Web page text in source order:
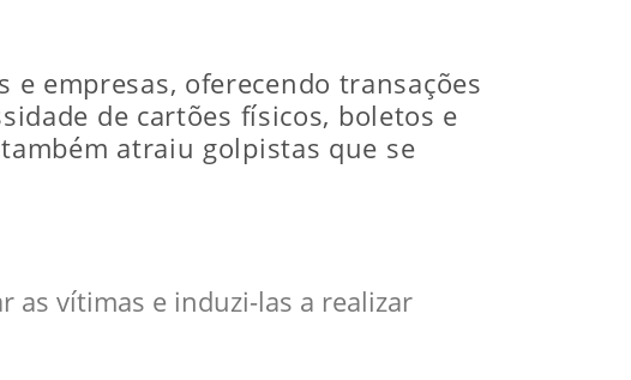
empresas, oferecendo transações
de cartões físicos, boletos e
atraiu golpistas que se
as vítimas e induzi-las a realizar